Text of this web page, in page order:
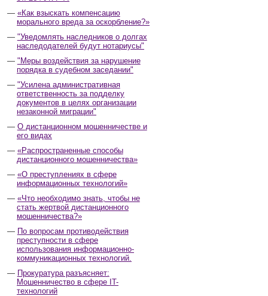
«Как взыскать компенсацию
морального вреда за оскорбление?»
"Уведомлять наследников о долгах
наследодателей будут нотариусы"
"Меры воздействия за нарушение
порядка в судебном заседании"
"Усилена административная
ответственность за подделку
документов в целях организации
незаконной миграции"
О дистанционном мошенничестве и
его видах
«Распространенные способы
дистанционного мошенничества»
«О преступлениях в сфере
информационных технологий»
«Что необходимо знать, чтобы не
стать жертвой дистанционного
мошенничества?»
По вопросам противодействия
преступности в сфере
использования информационно-
коммуникационных технологий.
Прокуратура разъясняет:
Мошенничество в сфере IT-
технологий